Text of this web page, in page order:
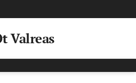
Valreas